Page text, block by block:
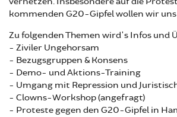
kommenden G20-Gipfel wollen wir
Zu folgenden Themen wird's Infos und
- Ziviler Ungehorsam
- Bezugsgruppen & Konsens
- Demo- und Aktions-Training
- Umgang mit Repression und
- Clowns-Workshop (angefragt)
- Proteste gegen den G20-Gipfel in